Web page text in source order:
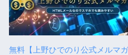
無料【上野ひでのり公式メルマ